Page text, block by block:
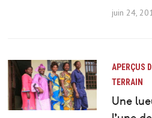
juin 24,
APERÇUS
TERRAIN
Une